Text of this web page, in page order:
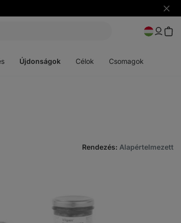
Újdonságok Célok Csomagok
Rendezés: Alapértelmezett